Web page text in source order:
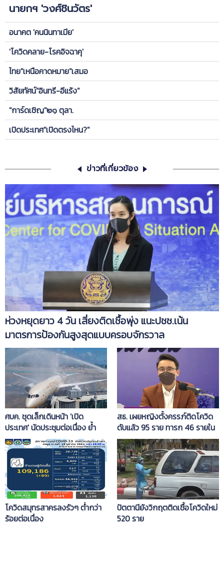
นายกฯ 'วงศ์ชินวัตร'
อนาคต 'คนนินทาเมีย'
'โควิดคลาย-โรคอิจฉาคุ'
ไทย"เหนือคาดหมาย"เสมอ
วิสัยทัศน์"อินทรี-อีแร้ง"
"การ์ดเชิญ"๒๑ ตุลา.
เปิดประเทศ"เปิดตรงไหน?"
ข่าวที่เกี่ยวข้อง
ห่วงหยุดยาว 4 วัน เสี่ยงติดเชื้อพุ่ง แนะปชช.เน้น
มาตรการป้องกันสูงสุดแบบครอบจักรวาล
ศบค. ชุดเล็กเดินหน้า 'เปิด
ประเทศ' นัดประชุมต่อเนื่อง ย้ำ
รอบคอบ คนไทยต้องปลอดภัยมี
แผนเผชิญเหตุ
สธ. เผยหญิงตั้งครรภ์ติดโควิด
ดับแล้ว 95 ราย ทารก 46 รายใน
รอบ 6 เดือน ฉีดวัคซีนแค่ 25%
โควิดสมุทรสาครลงรัวๆ ต่ำกว่า
ร้อยต่อเนื่อง
ปัตตานียังวิกฤตติดเชื้อโควิดใหม่
520 ราย